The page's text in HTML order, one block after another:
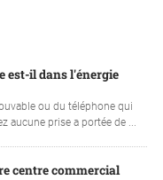
est-il dans l'énergie
ou du téléphone qui
aucune prise a portée de ...
centre commercial